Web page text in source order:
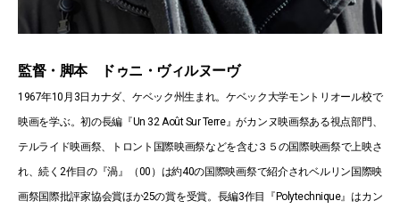
監督・脚本 ドゥニ・ヴィルヌーヴ
1967年10月3日カナダ、ケベック州生まれ。ケベック大学モントリオール校で
映画を学ぶ。初の長編『Un 32 Août Sur Terre』がカンヌ映画祭ある視点部門、
テルライド映画祭、トロント国際映画祭などを含む３５の国際映画祭で上映さ
れ、続く2作目の『渦』（00）は約40の国際映画祭で紹介されベルリン国際映
画祭国際批評家協会賞ほか25の賞を受賞。長編3作目『Polytechnique』はカン